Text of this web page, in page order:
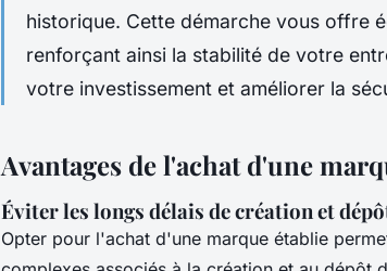
historique. Cette démarche vous offre
renforçant ainsi la stabilité de votre
votre investissement et améliorer la
Avantages de l'achat d'une
Éviter les longs délais de création et
Opter pour l'achat d'une marque établie